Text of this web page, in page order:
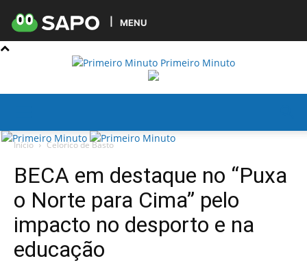
MENU
Primeiro Minuto
Início Celorico de Basto
BECA em destaque no “Puxa
o Norte para Cima” pelo
impacto no desporto e na
educação